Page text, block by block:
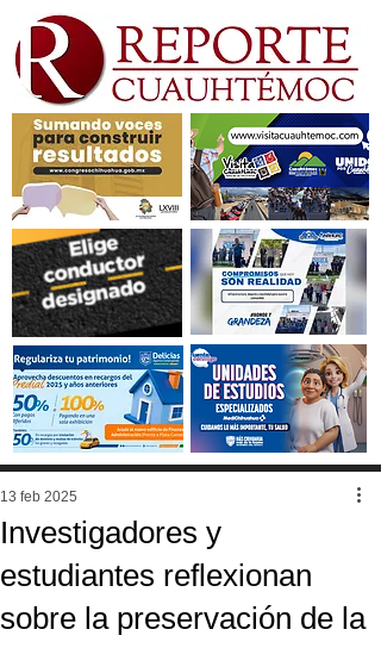
Investigadores y
estudiantes reflexionan
sobre la preservación de la
13 feb 2025